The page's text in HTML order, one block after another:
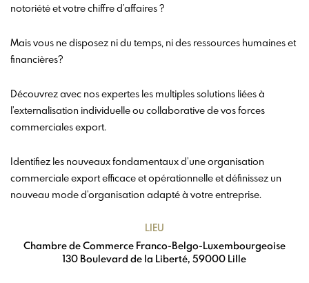
notoriété et votre chiffre d’affaires ?
Mais vous ne disposez ni du temps, ni des ressources humaines et
financières?
Découvrez avec nos expertes les multiples solutions liées à
l’externalisation individuelle ou collaborative de vos forces
commerciales export.
Identifiez les nouveaux fondamentaux d’une organisation
commerciale export efficace et opérationnelle et définissez un
nouveau mode d’organisation adapté à votre entreprise.
LIEU
Chambre de Commerce Franco-Belgo-Luxembourgeoise
130 Boulevard de la Liberté, 59000 Lille